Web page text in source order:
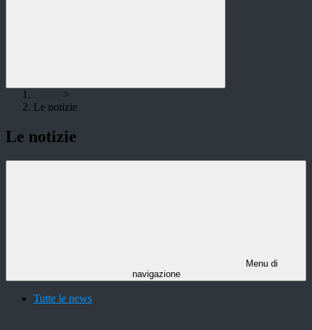
>
Le notizie
Le notizie
Menu di
navigazione
Tutte le news